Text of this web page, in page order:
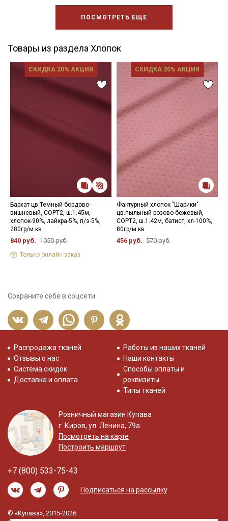
ПОСМОТРЕТЬ ЕЩЕ
Товары из раздела Хлопок
СКИДКА 20% АКЦИЯ
Бархат цв.Темный бордово-
вишневый, СОРТ2, ш.1.45м,
хлопок-90%, лайкра-5%, п/э-5%,
280гр/м.кв
840 руб. 1050 руб.
Только онлайн-заказ
СКИДКА 20% АКЦИЯ
Фактурный хлопок "Шарики"
цв.пыльный розово-бежевый,
СОРТ2, ш.1.42м, батист, хл-100%,
80гр/м.кв
456 руб. 570 руб.
Сохраните себе в соцсети
Распродажа тканей
Отзывы о нас
Система скидок
Доставка и оплата
Работы из наших тканей
Наши контакты
Способы оплаты и
реквизиты
Типы тканей
Розничный магазин Купава
г. Киров, ул. Ленина, 79а
Посмотреть на карте
Построить маршрут
+7 (800) 533-75-43
Подписаться на рассылку
© «Купава», 2015-2026